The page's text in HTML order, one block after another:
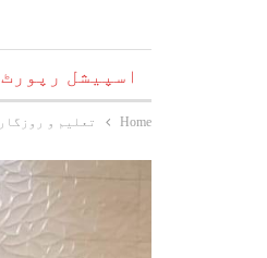
اسپیشل رپورٹ
Home تعلیم و روزگار